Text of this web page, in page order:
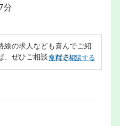
分
線の求人なども喜んでご紹
、ぜひご相談ください。
無料で相談する